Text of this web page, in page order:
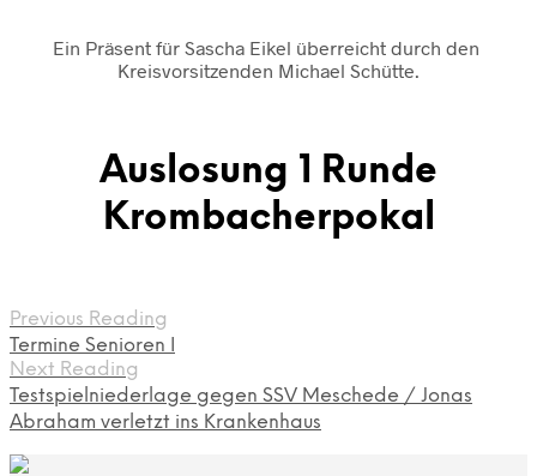
Ein Präsent für Sascha Eikel überreicht durch den
Kreisvorsitzenden Michael Schütte.
Auslosung 1 Runde
Krombacherpokal
Previous Reading
Termine Senioren I
Next Reading
Testspielniederlage gegen SSV Meschede / Jonas
Abraham verletzt ins Krankenhaus